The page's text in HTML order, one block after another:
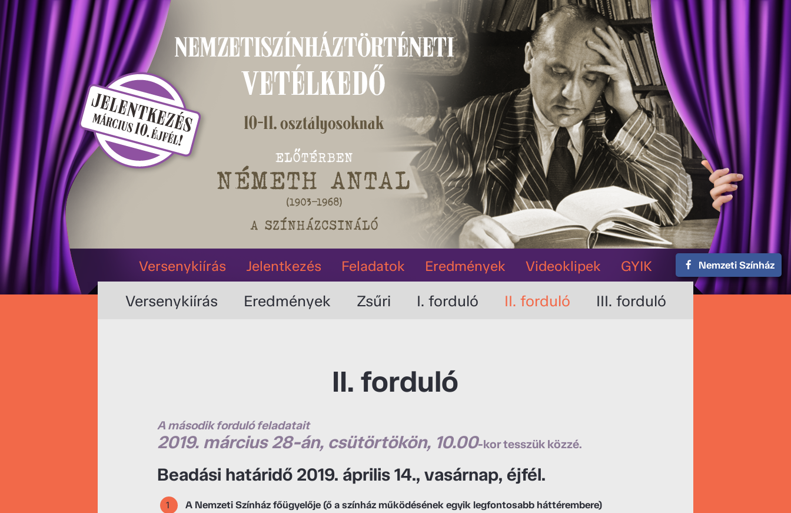
Nemzeti Színház
Versenykiírás Jelentkezés Feladatok Eredmények Videoklipek GYIK
Versenykiírás Eredmények Zsűri I. forduló II. forduló III. forduló
II. forduló
A második forduló feladatait
2019. március 28-án, csütörtökön, 10.00-kor tesszük közzé.
Beadási határidő 2019. április 14., vasárnap, éjfél.
A Nemzeti Színház főügyelője (ő a színház működésének egyik legfontosabb háttérembere)